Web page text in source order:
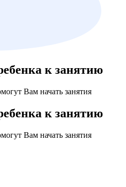
к занятию
Вам начать занятия
к занятию
Вам начать занятия